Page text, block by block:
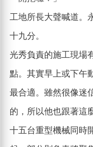
工地所長大聲喊道。
十九分。
光秀負責的施工現場
點。其實早上或下午
最合適。雖然很像迷
的，所以他也跟著這
十五台重型機械同時